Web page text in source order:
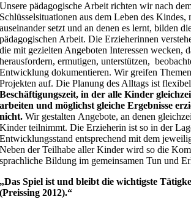
Unsere pädagogische Arbeit richten wir nach
Schlüsselsituationen aus dem Leben desKindes,
auseinander setzt und an denenes lernt, bilden
pädagogischen Arbeit.Die Erzieherinnen
die mit gezielten Angeboten Interessen wecken,
herausfordern, ermutigen, unterstützen,
Entwicklung dokumentieren. Wir greifen
Projekten auf. Die Planung des Alltags ist
Beschäftigungszeit, in der alle Kinder
arbeiten und möglichst gleicheErgebnisse
nicht. Wir gestalten Angebote, an denen
Kinderteilnimmt. Die Erzieherin ist so in der
Entwicklungsstand entsprechend mit dem
Neben der Teilhabe aller Kinder wird so die
sprachliche Bildung im gemeinsamen Tun und
„Das Spiel ist und bleibt die wichtigste
(Preissing 2012).“